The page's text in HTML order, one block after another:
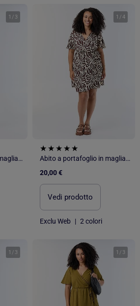
1 / 3
Abito a portafoglio in maglia goffrata
1 /4
Abito a portafoglio in maglia goffrata
20,00 €
Vedi prodotto
Exclu Web | 2 colori
1 / 3 1 / 3